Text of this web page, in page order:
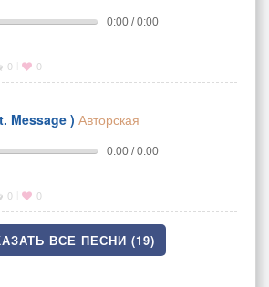
0:00 / 0:00
0 0
Message ) Авторская
0:00 / 0:00
0 0
ВСЕ ПЕСНИ (19)